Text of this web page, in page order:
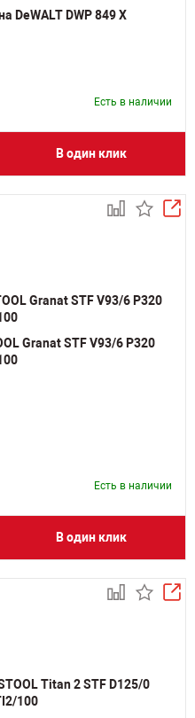
DeWALT DWP 849 X
Есть в наличии
В один клик
Granat STF V93/6 P320
Есть в наличии
В один клик